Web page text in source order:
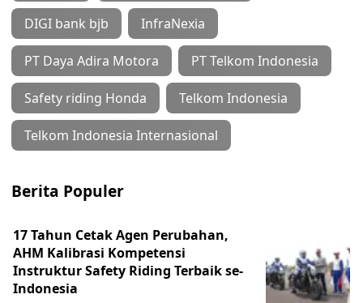
DIGI bank bjb InfraNexia
PT Daya Adira Motora PT Telkom Indonesia
Safety riding Honda Telkom Indonesia
Telkom Indonesia Internasional
Berita Populer
17 Tahun Cetak Agen Perubahan,
AHM Kalibrasi Kompetensi
Instruktur Safety Riding Terbaik se-
Indonesia